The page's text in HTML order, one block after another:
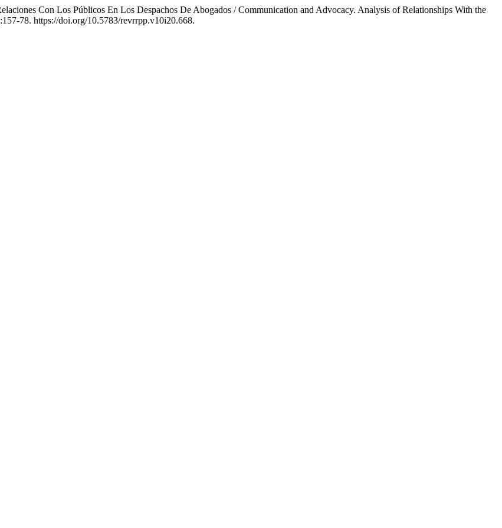
Con Los Públicos En Los Despachos De Abogados / Communication and Advocacy. Analysis of Relationships With the
78. https://doi.org/10.5783/revrrpp.v10i20.668.